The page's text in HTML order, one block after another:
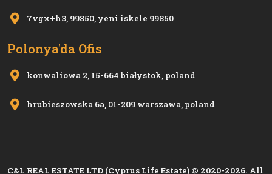
7vgx+h3, 99850, yeni i̇skele 99850
Polonya'da Ofis
konwaliowa 2, 15-664 białystok, poland
hrubieszowska 6a, 01-209 warszawa, poland
C&L REAL ESTATE LTD (Cyprus Life Estate) © 2020-2026. All